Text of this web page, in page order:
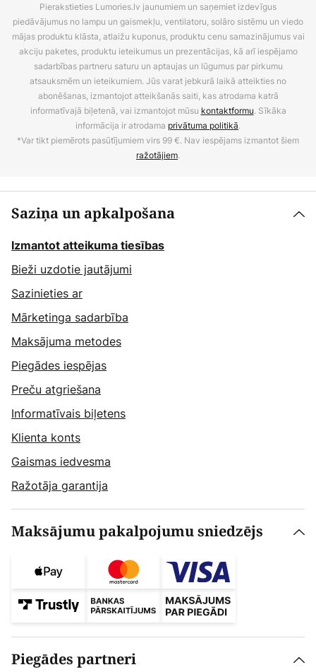
Pierakstieties Lumories.lv jaunumiem un saņemiet izdevīgus
piedāvājumus no lampu un gaismekļu, ventilatoru, solāro sistēmu un viedo
mājas produktu klāsta, atlaižu kuponus, produktu cenu samazinājumus vai
akciju paketes, produktu ieteikumus un prezentācijas, kā arī iespējamo
sadarbības partneru saturu un aptaujas un lūgumus par pirkumu
atsauksmēm un ieteikumiem. Jūs varat jebkurā laikā atteikties no
abonēšanas, izmantojot atteikšanās saiti, kas atrodama katrā
informatīvajā biļetenā, vai izmantojot mūsu kontaktformu. Sīkāka
informācija ir atrodama privātuma politikā.
*Var tikt piemērots pasūtījumiem virs 99 €. Nav iespējams izmantot šiem
ražotājiem.
Saziņa un apkalpošana
Izmantot atteikuma tiesības
Bieži uzdotie jautājumi
Sazinieties ar
Mārketinga sadarbība
Maksājuma metodes
Piegādes iespējas
Preču atgriešana
Informatīvais biļetens
Klienta konts
Gaismas iedvesma
Ražotāja garantija
Maksājumu pakalpojumu sniedzējs
Piegādes partneri